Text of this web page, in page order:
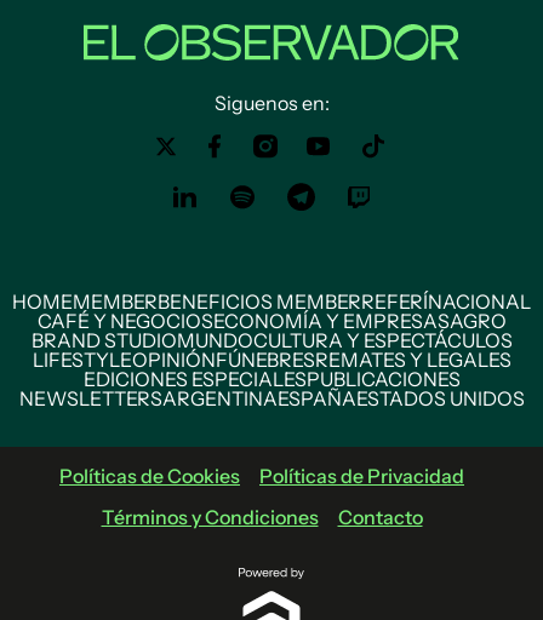
Siguenos en:
HOMEMEMBERBENEFICIOS MEMBERREFERÍNACIONAL
CAFÉ Y NEGOCIOSECONOMÍA Y EMPRESASAGRO
BRAND STUDIOMUNDOCULTURA Y ESPECTÁCULOS
LIFESTYLEOPINIÓNFÚNEBRESREMATES Y LEGALES
EDICIONES ESPECIALESPUBLICACIONES
NEWSLETTERSARGENTINAESPAÑAESTADOS UNIDOS
Políticas de Cookies
Políticas de Privacidad
Términos y Condiciones
Contacto